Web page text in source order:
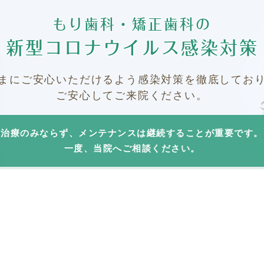
もり歯科・矯正歯科の
新型コロナウイルス感染対策
にご安心いただけるよう感染対策を徹底してお
ご安心してご来院ください。
治療のみならず、メンテナンスは継続することが重要です。
一度、当院へご相談ください。